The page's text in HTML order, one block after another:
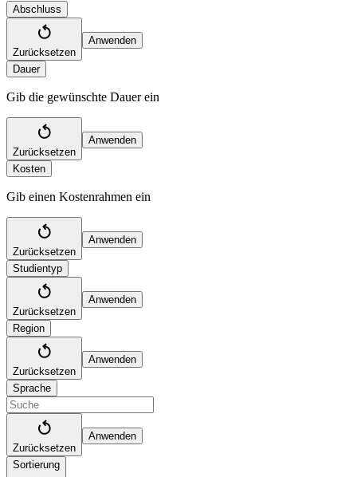
Abschluss
Zurücksetzen
Anwenden
Dauer
Gib die gewünschte Dauer ein
Zurücksetzen
Anwenden
Kosten
Gib einen Kostenrahmen ein
Zurücksetzen
Anwenden
Studientyp
Zurücksetzen
Anwenden
Region
Zurücksetzen
Anwenden
Sprache
Zurücksetzen
Anwenden
Sortierung